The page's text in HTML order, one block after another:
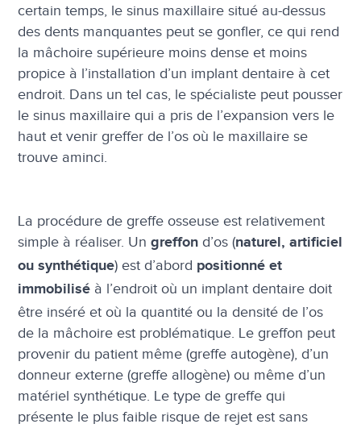
certain temps, le sinus maxillaire situé au-dessus
des dents manquantes peut se gonfler, ce qui rend
la mâchoire supérieure moins dense et moins
propice à l’installation d’un implant dentaire à cet
endroit. Dans un tel cas, le spécialiste peut pousser
le sinus maxillaire qui a pris de l’expansion vers le
haut et venir greffer de l’os où le maxillaire se
trouve aminci.
La procédure de greffe osseuse est relativement
simple à réaliser. Ungreffon d’os (naturel, artificiel
ou synthétique) est d’abord positionné et
immobilisé à l’endroit où un implant dentaire doit
être inséré et où la quantité ou la densité de l’os
de la mâchoire est problématique. Le greffon peut
provenir du patient même (greffe autogène), d’un
donneur externe (greffe allogène) ou même d’un
matériel synthétique. Le type de greffe qui
présente le plus faible risque de rejet est sans